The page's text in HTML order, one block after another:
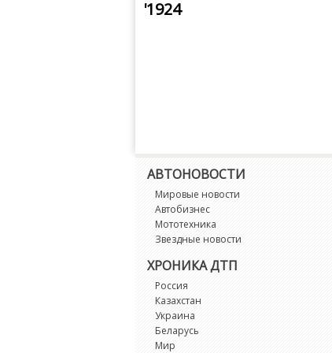
'1924
АВТОНОВОСТИ
Мировые новости
Автобизнес
Мототехника
Звездные новости
ХРОНИКА ДТП
Россия
Казахстан
Украина
Беларусь
Мир